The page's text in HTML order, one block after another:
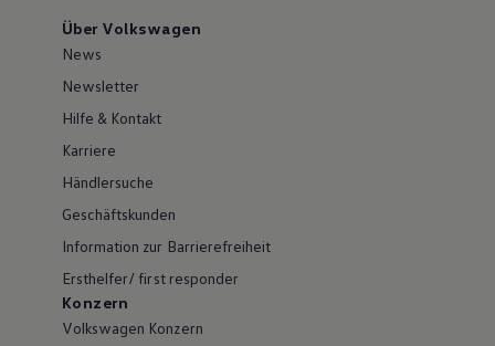
Über Volkswagen
News
Newsletter
Hilfe & Kontakt
Karriere
Händlersuche
Geschäftskunden
Information zur Barrierefreiheit
Ersthelfer/ first responder
Konzern
Volkswagen Konzern